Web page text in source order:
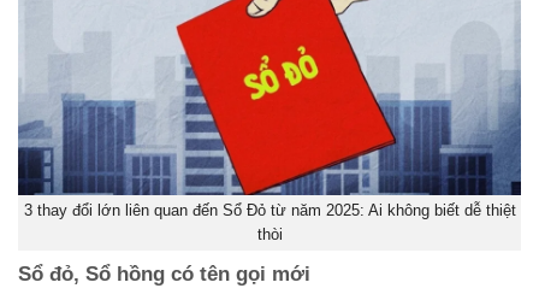
3 thay đổi lớn liên quan đến Sổ Đỏ từ năm 2025: Ai không biết dễ thiệt
thòi
Sổ đỏ, Sổ hồng có tên gọi mới